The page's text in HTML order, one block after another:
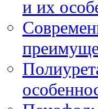
и их